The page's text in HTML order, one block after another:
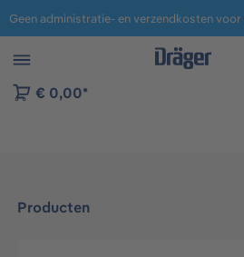
naar navigatie B2B-platform
€ 0,00*
Producten